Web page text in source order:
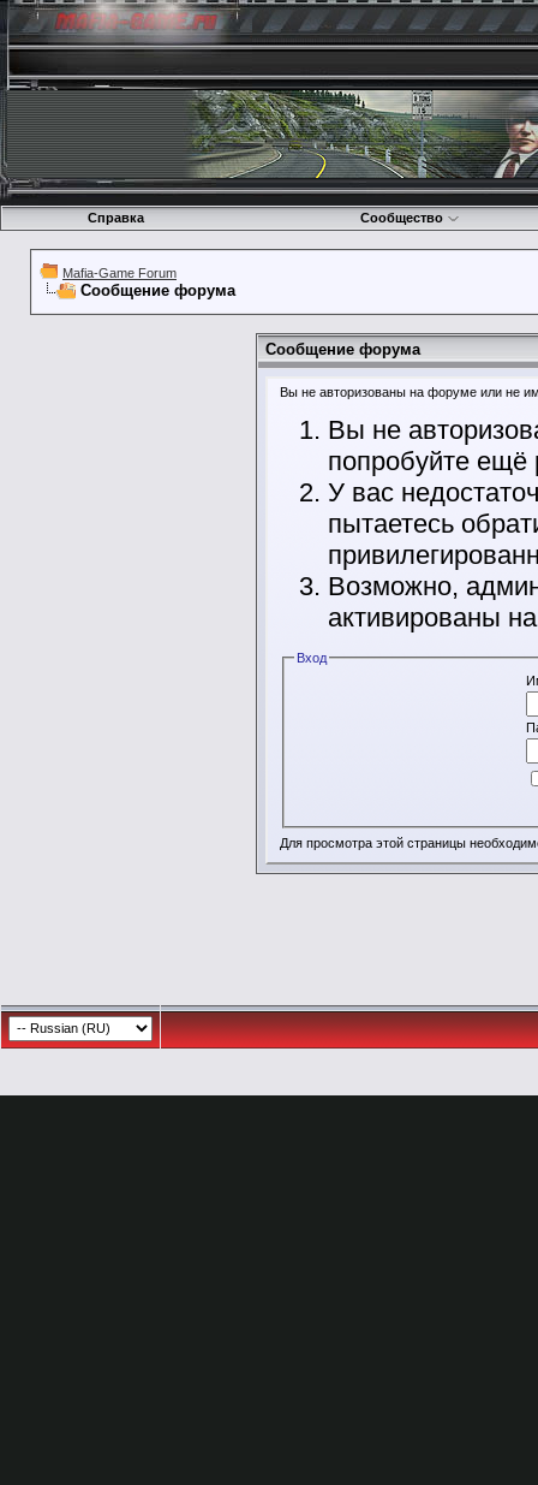
Справка Сообщество
Mafia-Game Forum
Сообщение форума
Сообщение форума
Вы не авторизованы на форуме или не
Вы не
попробуйте ещё
У вас
пытаетесь
Возможно,
активированы
Вход
Для просмотра этой страницы